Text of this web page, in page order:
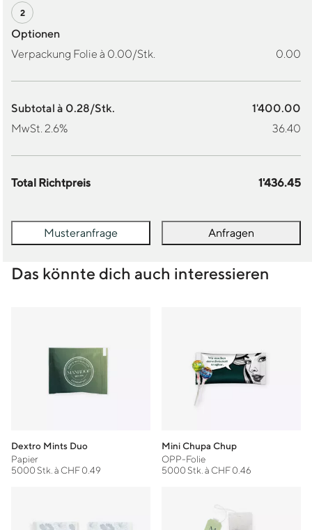
Optionen
Verpackung Folie à 0.00/Stk.
0.00
Subtotal à 0.28/Stk.
1'400.00
MwSt. 2.6%
36.40
Total Richtpreis 1'436.45
Musteranfrage Anfragen
Das könnte dich auch interessieren
Dextro Mints Duo
Papier
5000 Stk. à CHF 0.49
Mini Chupa Chup
OPP-Folie
5000 Stk. à CHF 0.46